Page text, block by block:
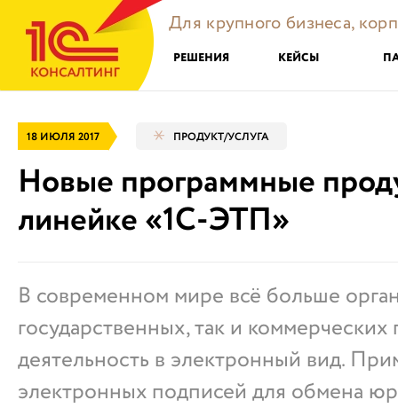
Для крупного бизнеса,
РЕШЕНИЯ КЕЙСЫ
18 ИЮЛЯ 2017 ПРОДУКТ/УСЛУГА
Новые программные
линейке «1С-ЭТП»
В современном мире всё больше
государственных, так и
деятельность в электронный вид.
электронных подписей для обмена